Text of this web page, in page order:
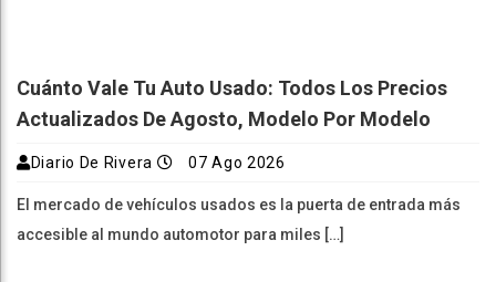
Cuánto Vale Tu Auto Usado: Todos Los Precios
Actualizados De Agosto, Modelo Por Modelo
Diario De Rivera 07 Ago 2026
El mercado de vehículos usados es la puerta de entrada más
accesible al mundo automotor para miles […]